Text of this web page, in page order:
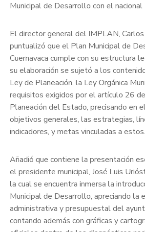
Municipal de Desarrollo con el
El director general del IMPLAN, Carlos
puntualizó que el Plan Municipal de
Cuernavaca cumple con su estructura
su elaboración se sujetó a los
Ley de Planeación, la Ley Orgánica
requisitos exigidos por el artículo 26
Planeación del Estado, precisando en
objetivos generales, las estrategias,
indicadores, y metas vinculadas a estos.
Añadió que contiene la presentación
el presidente municipal, José Luis
la cual se encuentra inmersa la
Municipal de Desarrollo, apreciando la
administrativa y presupuestal del
contando además con gráficas y